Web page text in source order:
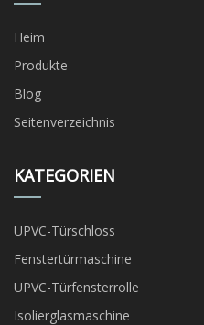
Heim
Produkte
Blog
Seitenverzeichnis
KATEGORIEN
UPVC-Türschloss
Fenstertürmaschine
UPVC-Türfensterrolle
Isolierglasmaschine